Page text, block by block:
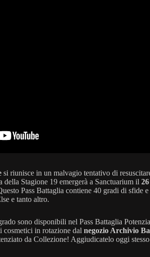
si riunisce in un malvagio tentativo di
della Stagione 19 emergerà a Sanctuarium il
Pass Battaglia contiene 40 gradi di sfide e
e tanto altro.
sono disponibili nel Pass Battaglia
cosmetici in rotazione dal negozio Archivio
da Collezione! Aggiudicatelo oggi